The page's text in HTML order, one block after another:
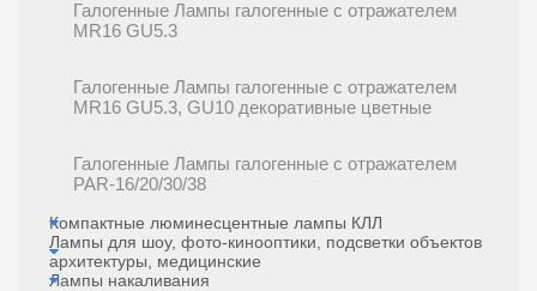
Галогенные Лампы галогенные с отражателем
MR16 GU5.3
Галогенные Лампы галогенные с отражателем
MR16 GU5.3, GU10 декоративные цветные
Галогенные Лампы галогенные с отражателем
PAR-16/20/30/38
Компактные люминесцентные лампы КЛЛ
Лампы для шоу, фото-кинооптики, подсветки объектов
архитектуры, медицинские
Лампы накаливания